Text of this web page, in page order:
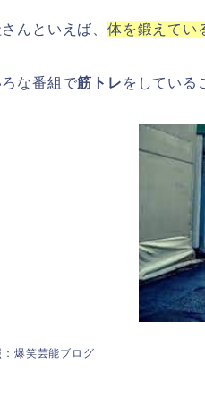
んといえば、 体を鍛えてい
な番組で筋トレ をしている
爆笑芸能ブログ